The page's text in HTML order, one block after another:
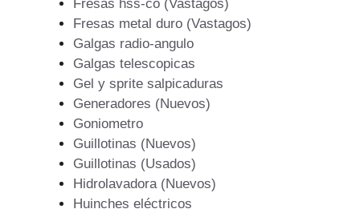
Fresas hss-co (Vastagos)
Fresas metal duro (Vastagos)
Galgas radio-angulo
Galgas telescopicas
Gel y sprite salpicaduras
Generadores (Nuevos)
Goniometro
Guillotinas (Nuevos)
Guillotinas (Usados)
Hidrolavadora (Nuevos)
Huinches eléctricos